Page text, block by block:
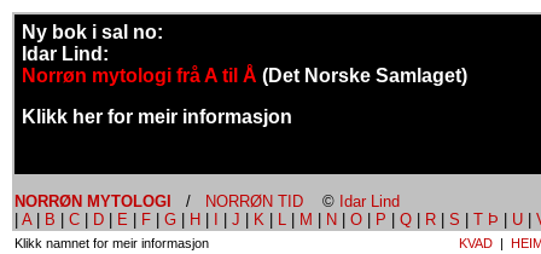
Ny bok i sal no:
Idar Lind:
Norrøn mytologi frå A til Å (Det Norske Samlaget)
Klikk her for meir informasjon
NORRØN MYTOLOGI / NORRØN TID © Idar Lind
A B C D E F G H J K L M N O P Q R S T Þ U
Klikk namnet for meir informasjon KVAD |